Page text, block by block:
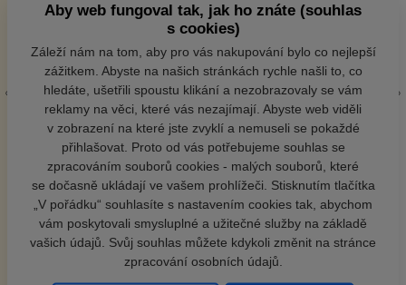
Aby web fungoval tak, jak ho znáte (souhlas
s cookies)
Záleží nám na tom, aby pro vás nakupování bylo co nejlepší
zážitkem. Abyste na našich stránkách rychle našli to, co
hledáte, ušetřili spoustu klikání a nezobrazovaly se vám
reklamy na věci, které vás nezajímají. Abyste web viděli
v zobrazení na které jste zvyklí a nemuseli se pokaždé
přihlašovat. Proto od vás potřebujeme souhlas se
zpracováním souborů cookies - malých souborů, které
se dočasně ukládají ve vašem prohlížeči. Stisknutím tlačítka
„V pořádku“ souhlasíte s nastavením cookies tak, abychom
vám poskytovali smysluplné a užitečné služby na základě
vašich údajů. Svůj souhlas můžete kdykoli změnit na stránce
zpracování osobních údajů.